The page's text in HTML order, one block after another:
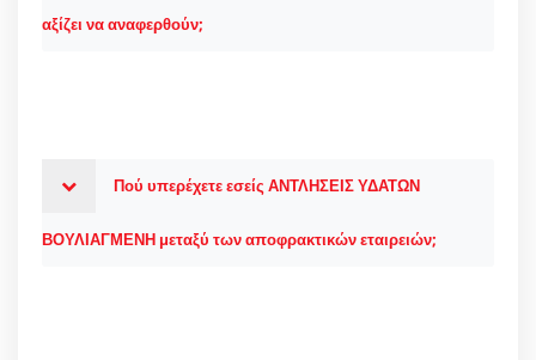
αξίζει να αναφερθούν;
Πού υπερέχετε εσείς ΑΝΤΛΗΣΕΙΣ ΥΔΑΤΩΝ
ΒΟΥΛΙΑΓΜΕΝΗ μεταξύ των αποφρακτικών εταιρειών;